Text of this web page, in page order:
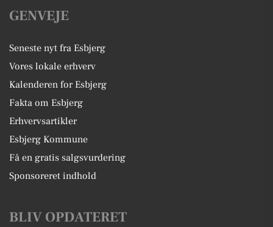
GENVEJE
Seneste nyt fra Esbjerg
Vores lokale erhverv
Kalenderen for Esbjerg
Fakta om Esbjerg
Erhvervsartikler
Esbjerg Kommune
Få en gratis salgsvurdering
Sponsoreret indhold
BLIV OPDATERET